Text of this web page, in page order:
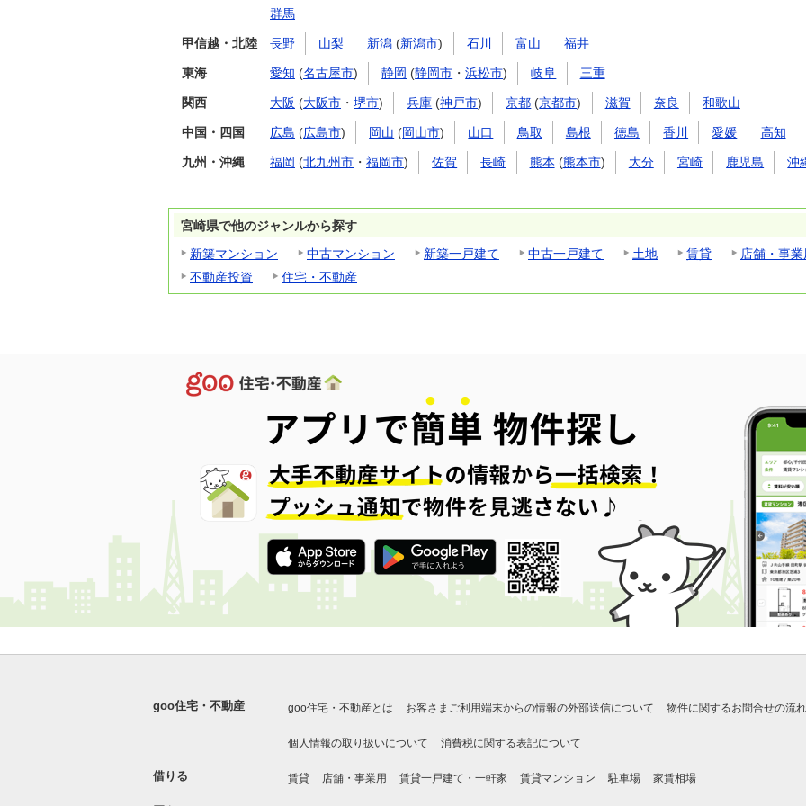
群馬
甲信越・北陸 長野 山梨 新潟 (新潟市) 石川 富山 福井
東海 愛知 (名古屋市) 静岡 (静岡市 ・浜松市) 岐阜 三重
関西 大阪 (大阪市 ・ 堺市) 兵庫 (神戸市) 京都 (京都市) 滋賀 奈良 和歌山
中国・四国 広島 (広島市) 岡山 (岡山市) 山口 鳥取 島根 徳島 香川 愛媛 高知
九州・沖縄 福岡 (北九州市 ・ 福岡市) 佐賀 長崎 熊本 (熊本市) 大分 宮崎 鹿児島 沖
宮崎県で他のジャンルから探す
新築マンション
中古マンション 新築一戸建て 中古一戸建て 土地 賃貸
店舗・事業
不動産投資
住宅・不動産
goo住宅・不動産 goo住宅・不動産とは お客さまご利用端末からの情報の外部送信について 物件に関するお問合せの流れ
個人情報の取り扱いについて 消費税に関する表記について
借りる 賃貸 店舗・事業用 賃貸一戸建て・一軒家 賃貸マンション 駐車場 家賃相場